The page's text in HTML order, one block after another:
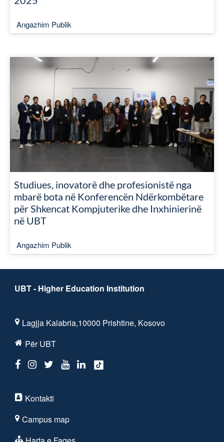
Angazhim Publik
Studiues, inovatorë dhe profesionistë nga
mbarë bota në Konferencën Ndërkombëtare
për Shkencat Kompjuterike dhe Inxhinierinë
në UBT
Angazhim Publik
UBT - Higher Education Institution
Lagjja Kalabria,10000 Prishtine, Kosovo
Për UBT
Kontakti
Campus map